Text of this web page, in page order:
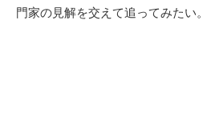
門家の見解を交えて追ってみたい。